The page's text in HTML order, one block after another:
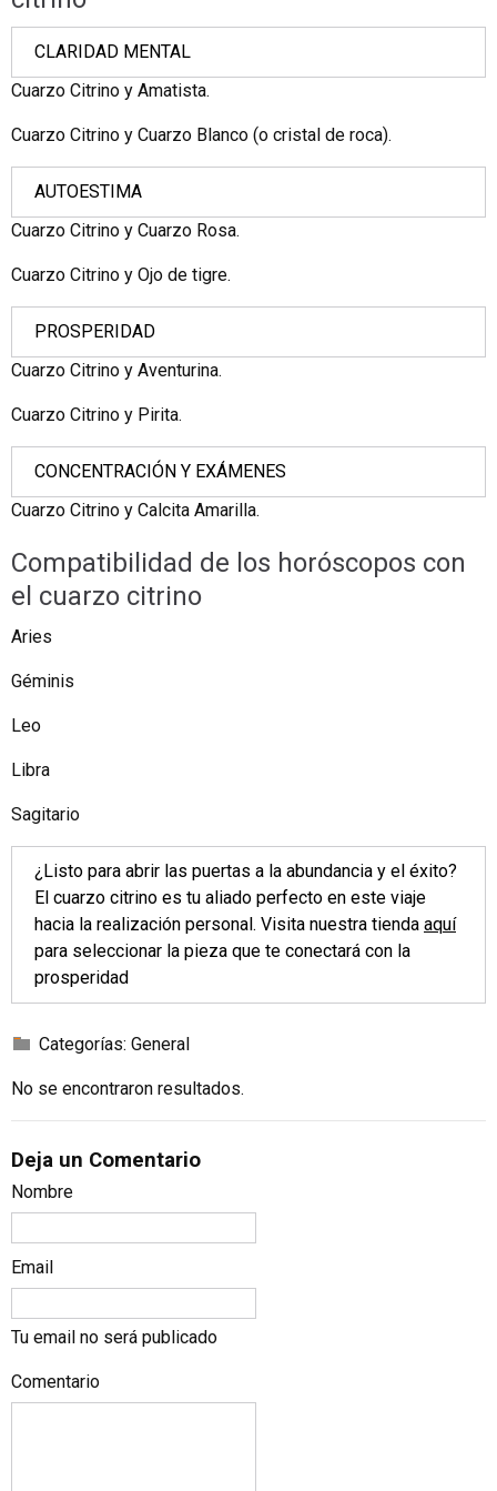
CLARIDAD MENTAL
Cuarzo Citrino y Amatista.
Cuarzo Citrino y Cuarzo Blanco (o cristal de roca).
AUTOESTIMA
Cuarzo Citrino y Cuarzo Rosa.
Cuarzo Citrino y Ojo de tigre.
PROSPERIDAD
Cuarzo Citrino y Aventurina.
Cuarzo Citrino y Pirita.
CONCENTRACIÓN Y EXÁMENES
Cuarzo Citrino y Calcita Amarilla.
Compatibilidad de los horóscopos con
el cuarzo citrino
Aries
Géminis
Leo
Libra
Sagitario
¿Listo para abrir las puertas a la abundancia y el éxito?
El cuarzo citrino es tu aliado perfecto en este viaje
hacia la realización personal. Visita nuestra tienda aquí
para seleccionar la pieza que te conectará con la
prosperidad
Categorías: General
No se encontraron resultados.
Deja un Comentario
Nombre
Email
Tu email no será publicado
Comentario